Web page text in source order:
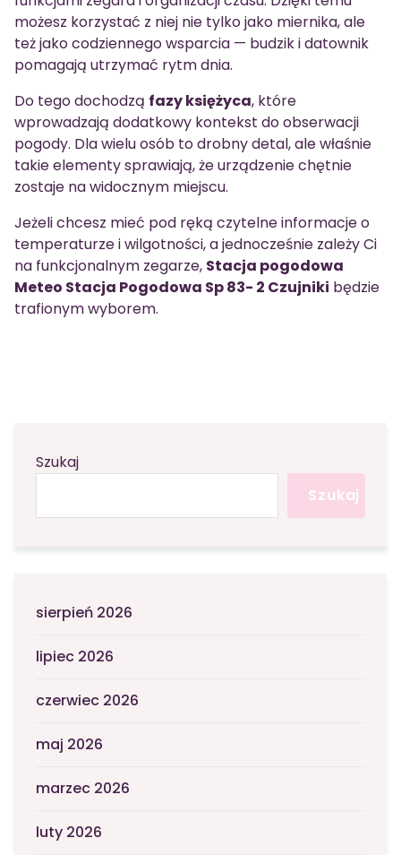
możesz korzystać z niej nie tylko jako miernika, ale
też jako codziennego wsparcia — budzik i datownik
pomagają utrzymać rytm dnia.
Do tego dochodzą fazy księżyca, które
wprowadzają dodatkowy kontekst do obserwacji
pogody. Dla wielu osób to drobny detal, ale właśnie
takie elementy sprawiają, że urządzenie chętnie
zostaje na widocznym miejscu.
Jeżeli chcesz mieć pod ręką czytelne informacje o
temperaturze i wilgotności, a jednocześnie zależy Ci
na funkcjonalnym zegarze, Stacja pogodowa
Meteo Stacja Pogodowa Sp 83- 2 Czujniki będzie
trafionym wyborem.
Szukaj
Szukaj
sierpień 2026
lipiec 2026
czerwiec 2026
maj 2026
marzec 2026
luty 2026